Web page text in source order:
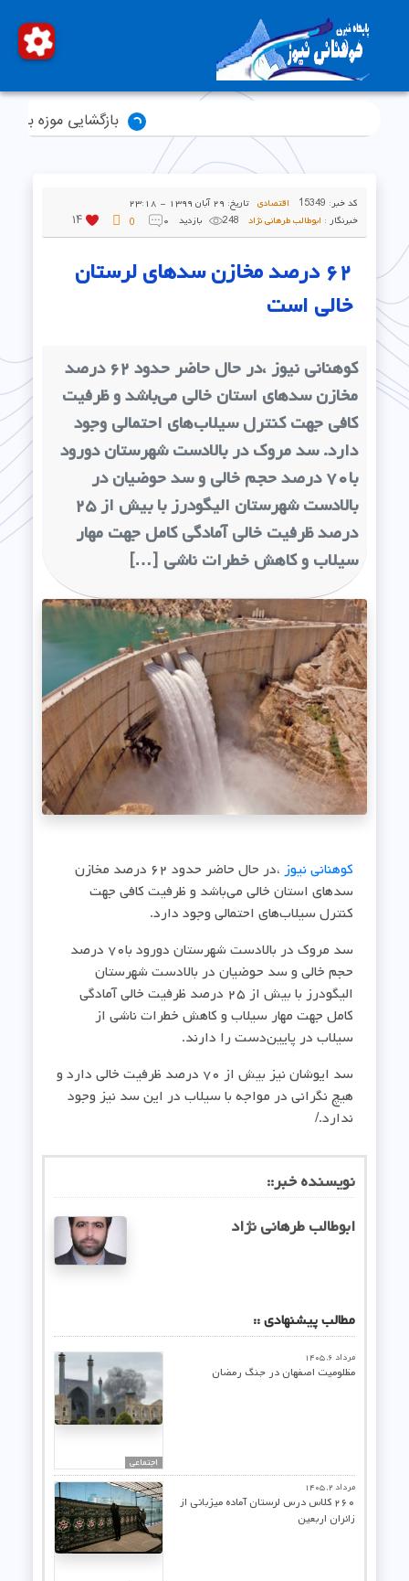
بازگشایی موزه باستان‌شناسی
کد خبر: 15349 اقتصادی تاریخ: ۲۹ آبان ۱۳۹۹ - ۲۳:۱۸
خبرنگار : ابوطالب طرهانی نژاد 248 بازدید ۰ 0
14
۶۲ درصد مخازن سدهای لرستان
خالی است
کوهنانی نیوز ،در حال حاضر حدود ۶۲ درصد
مخازن سدهای استان خالی می‌باشد و ظرفیت
کافی جهت کنترل سیلاب‌های احتمالی وجود
دارد. سد مروک در بالادست شهرستان دورود
با۷۰ درصد حجم خالی و سد حوضیان در
بالادست شهرستان الیگودرز با بیش از ۲۵
درصد ظرفیت خالی آمادگی کامل جهت مهار
سیلاب و کاهش خطرات ناشی […]
کوهنانی نیوز
،در حال حاضر حدود ۶۲ درصد مخازن
سدهای استان خالی می‌باشد و ظرفیت کافی جهت
کنترل سیلاب‌های احتمالی وجود دارد.
سد مروک در بالادست شهرستان دورود با۷۰ درصد
حجم خالی و سد حوضیان در بالادست شهرستان
الیگودرز با بیش از ۲۵ درصد ظرفیت خالی آمادگی
کامل جهت مهار سیلاب و کاهش خطرات ناشی از
سیلاب در پایین‌دست را دارند.
سد ایوشان نیز بیش از ۷۰ درصد ظرفیت خالی دارد و
هیچ نگرانی در مواجه با سیلاب در این سد نیز وجود
ندارد./
نویسنده خبر::
ابوطالب طرهانی نژاد
مطالب پیشنهادی ::
اجتماعی
مرداد ۶, ۱۴۰۵
مظلومیت اصفهان در جنگ رمضان
مرداد ۲, ۱۴۰۵
۲۶۰ کلاس درس لرستان آماده میزبانی از
زائران اربعین